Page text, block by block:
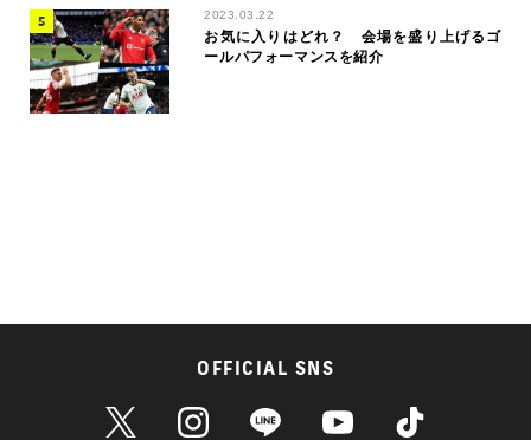
2023.03.22
お気に入りはどれ？ 会場を盛り上げるゴ
ールパフォーマンスを紹介
OFFICIAL SNS